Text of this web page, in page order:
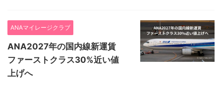
ANAマイレージクラブ
ANA2027年の国内線新運賃
ファーストクラス30%近い値
上げへ